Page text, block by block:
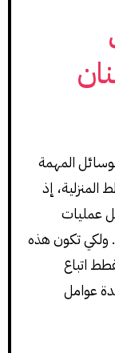
المهمة
إذ
عمليات
ولكي تكون هذه
اتباع
عوامل